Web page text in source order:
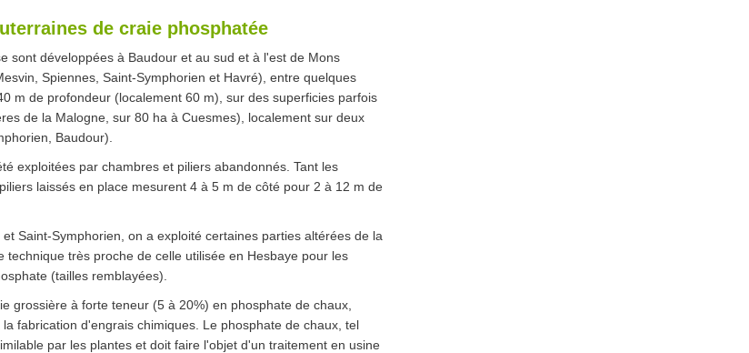
de craie phosphatée
sont développées à Baudour et au sud et à l'est de Mons
Spiennes, Saint-Symphorien et Havré), entre quelques
m de profondeur (localement 60 m), sur des superficies parfois
de la Malogne, sur 80 ha à Cuesmes), localement sur deux
Baudour).
exploitées par chambres et piliers abandonnés. Tant les
laissés en place mesurent 4 à 5 m de côté pour 2 à 12 m de
Saint-Symphorien, on a exploité certaines parties altérées de la
technique très proche de celle utilisée en Hesbaye pour les
(tailles remblayées).
grossière à forte teneur (5 à 20%) en phosphate de chaux,
fabrication d'engrais chimiques. Le phosphate de chaux, tel
par les plantes et doit faire l'objet d'un traitement en usine